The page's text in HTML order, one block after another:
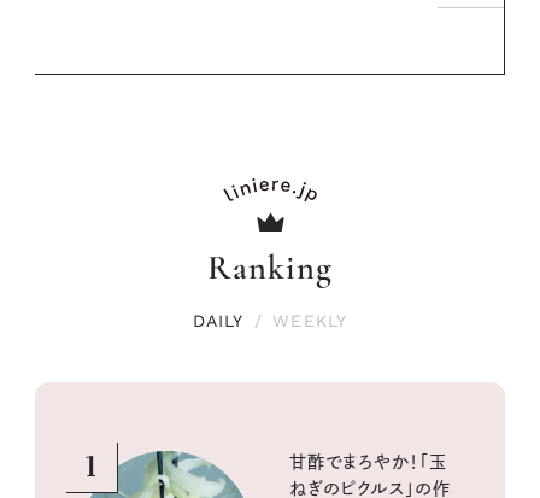
Ranking
DAILY / WEEKLY
1
甘酢でまろやか！「玉
ねぎのピクルス」の作